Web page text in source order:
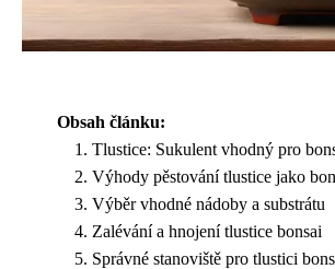
Obsah článku:
Tlustice: Sukulent vhodný pro
Výhody pěstování tlustice jako
Výběr vhodné nádoby a substrátu
Zalévání a hnojení tlustice bonsai
Správné stanoviště pro tlustici